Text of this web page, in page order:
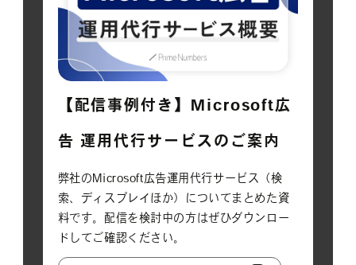
【配信事例付き】Microsoft広
告 運用代行サービスのご案内
弊社のMicrosoft広告運用代行サービス（検
索、ディスプレイほか）についてまとめた資
料です。配信を検討中の方はぜひダウンロー
ドしてご確認ください。